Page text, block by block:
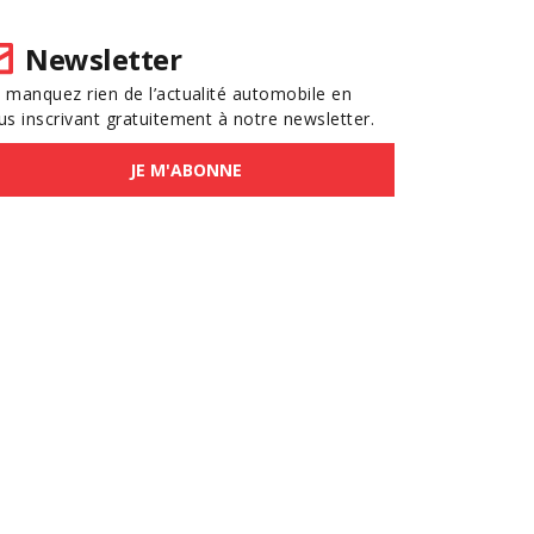
Newsletter
manquez rien de l’actualité automobile en
inscrivant gratuitement à notre newsletter.
JE M'ABONNE